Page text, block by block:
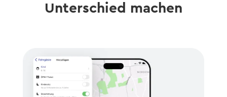
Unterschied machen